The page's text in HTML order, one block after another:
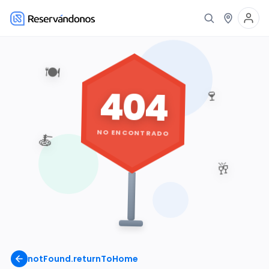
notFound.returnToHome
🍽️
🍷
🥂
🍝
404
NO ENCONTRADO